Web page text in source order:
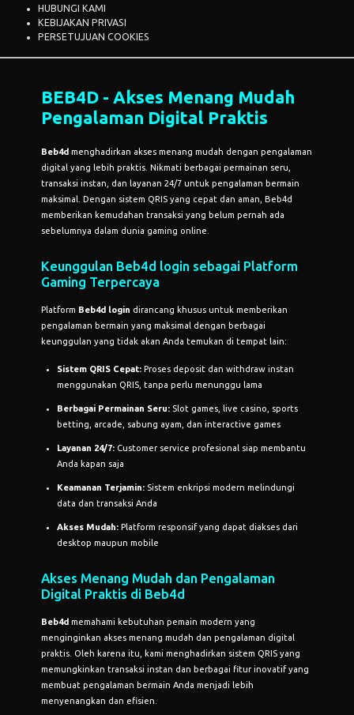
HUBUNGI KAMI
KEBIJAKAN PRIVASI
PERSETUJUAN COOKIES
BEB4D - Akses Menang Mudah
Pengalaman Digital Praktis
Beb4d menghadirkan akses menang mudah dengan pengalaman
digital yang lebih praktis. Nikmati berbagai permainan seru,
transaksi instan, dan layanan 24/7 untuk pengalaman bermain
maksimal. Dengan sistem QRIS yang cepat dan aman, Beb4d
memberikan kemudahan transaksi yang belum pernah ada
sebelumnya dalam dunia gaming online.
Keunggulan Beb4d login sebagai Platform
Gaming Terpercaya
Platform Beb4d login dirancang khusus untuk memberikan
pengalaman bermain yang maksimal dengan berbagai
keunggulan yang tidak akan Anda temukan di tempat lain:
Sistem QRIS Cepat: Proses deposit dan withdraw instan
menggunakan QRIS, tanpa perlu menunggu lama
Berbagai Permainan Seru: Slot games, live casino, sports
betting, arcade, sabung ayam, dan interactive games
Layanan 24/7: Customer service profesional siap membantu
Anda kapan saja
Keamanan Terjamin: Sistem enkripsi modern melindungi
data dan transaksi Anda
Akses Mudah: Platform responsif yang dapat diakses dari
desktop maupun mobile
Akses Menang Mudah dan Pengalaman
Digital Praktis di Beb4d
Beb4d memahami kebutuhan pemain modern yang
menginginkan akses menang mudah dan pengalaman digital
praktis. Oleh karena itu, kami menghadirkan sistem QRIS yang
memungkinkan transaksi instan dan berbagai fitur inovatif yang
membuat pengalaman bermain Anda menjadi lebih
menyenangkan dan efisien.